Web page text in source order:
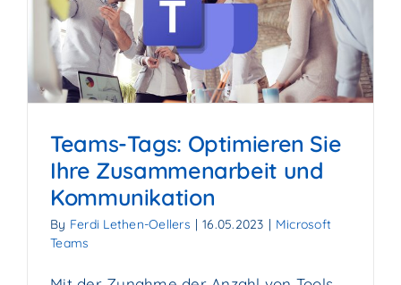
Teams-Tags: Optimieren Sie
Ihre Zusammenarbeit und
Kommunikation
By Ferdi Lethen-Oellers | 16.05.2023 | Microsoft
Teams